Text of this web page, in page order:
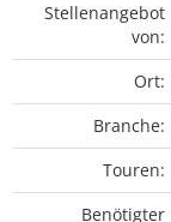
Stellenangebot
von:
Ort:
Branche:
Touren:
Benötigter